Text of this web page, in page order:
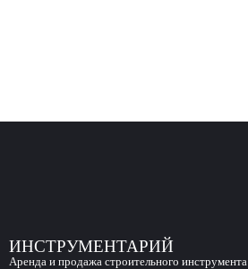
ИНСТРУМЕНТАРИЙ
Аренда и продажа строительного инструмента